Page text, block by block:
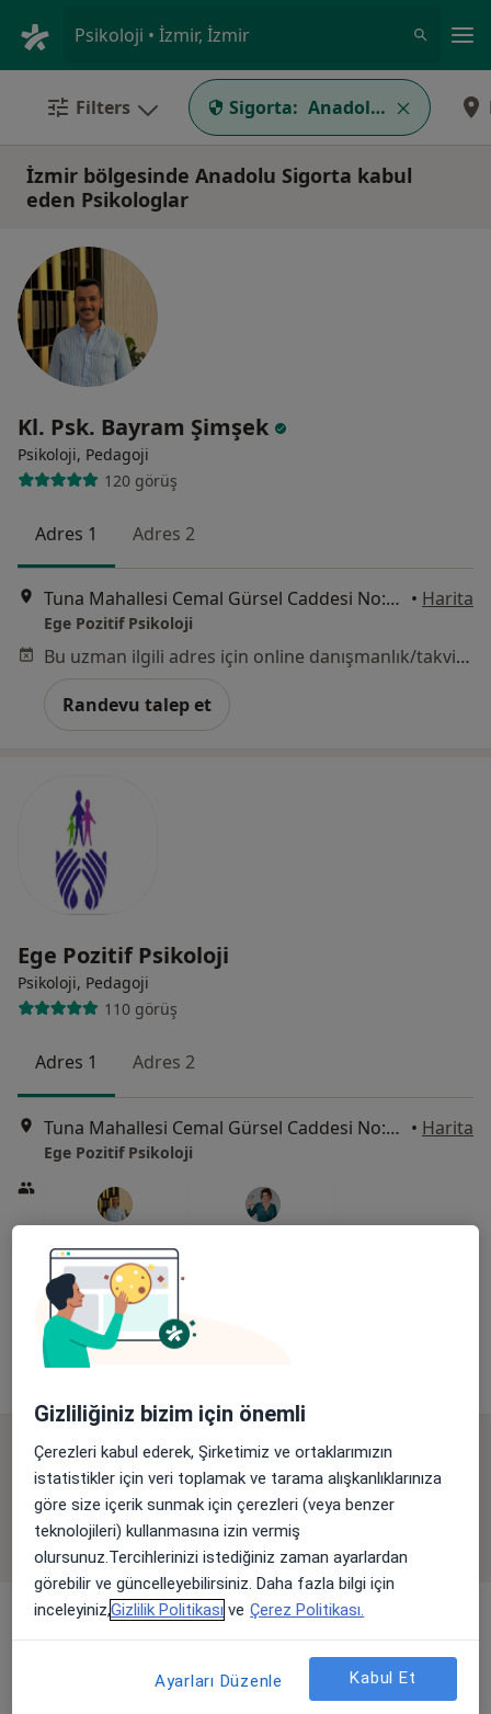
Psikoloji • İzmir, İzmir
Filters Sigorta: Anadolu Sigorta
İzmir bölgesinde Anadolu Sigorta kabul
eden Psikologlar
Kl. Psk. Bayram Şimşek
Psikoloji, Pedagoji
120 görüş
Adres 1 Adres 2
Tuna Mahallesi Cemal Gürsel Caddesi No:186/5, Karşıyaka • Harita
Ege Pozitif Psikoloji
Bu uzman ilgili adres için online danışmanlık/takvim sunmuyor.
Randevu talep et
Ege Pozitif Psikoloji
Psikoloji, Pedagoji
110 görüş
Adres 1 Adres 2
Tuna Mahallesi Cemal Gürsel Caddesi No:186/5, Karşıyaka • Harita
Ege Pozitif Psikoloji
Şimşek
Psikoloji
Profili Gör
Online danışmanlık mevcut
Bölgenizdeki uzmanlar yüz yüze ziyaretler için
müsait değil. Bunun yerine online danışmanlığını
deneyin
Gizliliğiniz bizim için önemli
Çerezleri kabul ederek, Şirketimiz ve ortaklarımızın
istatistikler için veri toplamak ve tarama alışkanlıklarınıza
göre size içerik sunmak için çerezleri (veya benzer
teknolojileri) kullanmasına izin vermiş
olursunuz.Tercihlerinizi istediğiniz zaman ayarlardan
görebilir ve güncelleyebilirsiniz. Daha fazla bilgi için
inceleyiniz,Gizlilik Politikası ve Çerez Politikası.
Ayarları Düzenle Kabul Et